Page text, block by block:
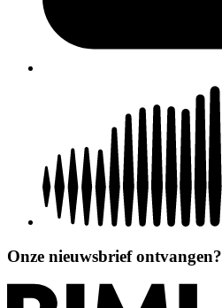
Onze nieuwsbrief ontvangen?